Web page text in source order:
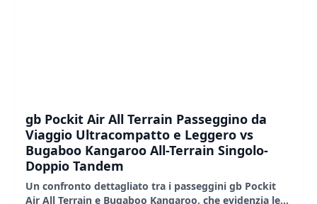
gb Pockit Air All Terrain Passeggino da
Viaggio Ultracompatto e Leggero vs
Bugaboo Kangaroo All-Terrain Singolo-
Doppio Tandem
Un confronto dettagliato tra i passeggini gb Pockit
Air All Terrain e Bugaboo Kangaroo, che evidenzia le